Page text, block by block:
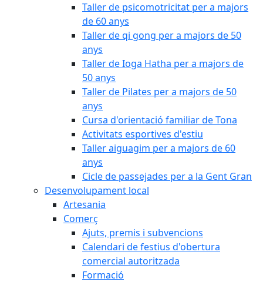
Taller de psicomotricitat per a majors
de 60 anys
Taller de qi gong per a majors de 50
anys
Taller de Ioga Hatha per a majors de
50 anys
Taller de Pilates per a majors de 50
anys
Cursa d'orientació familiar de Tona
Activitats esportives d'estiu
Taller aiguagim per a majors de 60
anys
Cicle de passejades per a la Gent Gran
Desenvolupament local
Artesania
Comerç
Ajuts, premis i subvencions
Calendari de festius d'obertura
comercial autoritzada
Formació